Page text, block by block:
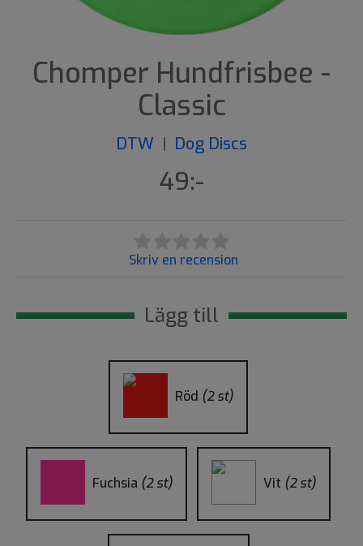
Chomper Hundfrisbee -
Classic
DTW | Dog Discs
49:-
Skriv en recension
Lägg till
Röd (2 st)
Fuchsia (2 st) Vit (2 st)